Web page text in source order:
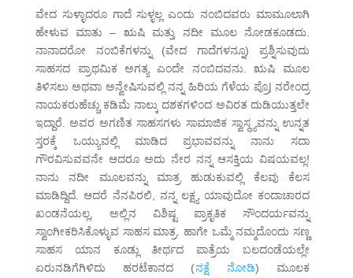
ವೇದ ಸುಳ್ಳಾದರೂ ಗಾದೆ ಸುಳ್ಳಲ್ಲ ಎಂದು ನಂಬಿದವರು ಮಾಮೂಲಾಗಿ
ಹೇಳುವ ಮಾತು – ಋಷಿ ಮತ್ತು ನದೀ ಮೂಲ ನೋಡಕೂಡದು.
ನಾನಾದರೋ ನಂಬಿಕೆಗಳನ್ನು (ವೇದ ಗಾದೆಗಳನ್ನೂ) ಪ್ರಶ್ನಿಸುವುದು
ಸಾಹಸದ ಪ್ರಾಥಮಿಕ ಅಗತ್ಯ ಎಂದೇ ನಂಬಿದವನು. ಋಷಿ ಮೂಲ
ತಿಳಿಸಲು ಅಥವಾ ಅನ್ವೇಷಿಸುವಲ್ಲಿ ನನ್ನ ಹಿರಿಯ ಗೆಳೆಯ ಪ್ರೊ| ನರೇಂದ್ರ
ನಾಯಕರುಹೆಚ್ಚು ಕಡಿಮೆ ನಾಲ್ಕು ದಶಕಗಳಿಂದ ಅವಿರತ ದುಡಿಯುತ್ತಲೇ
ಇದ್ದಾರೆ. ಅವರ ಅಗಣಿತ ಸಾಹಸಗಳು ಸಾಮಾಜಿಕ ಸ್ವಾಸ್ಥ್ಯವನ್ನು ಉನ್ನತ
ಸ್ತರಕ್ಕೆ ಒಯ್ಯುವಲ್ಲಿ ಮಾಡಿದ ಪ್ರಭಾವವನ್ನು ನಾನು ಸದಾ
ಗೌರವಿಸುವವನೇ ಆದರೂ ಅದು ನೇರ ನನ್ನ ಆಸಕ್ತಿಯ ವಿಷಯವಲ್ಲ!
ನಾನು ನದೀ ಮೂಲವನ್ನು ಮಾತ್ರ ಹುಡುಕುವಲ್ಲಿ ಕೆಲವು ಕೆಲಸ
ಮಾಡಿದ್ದಿದೆ. ಆದರೆ ನೆನಪಿರಲಿ, ನನ್ನ ಲಕ್ಷ್ಯ ಯಾವುದೋ ಕಂದಾಚಾರದ
ಖಂಡನೆಯಲ್ಲ, ಅಲ್ಲಿನ ವಿಶಿಷ್ಟ ಪ್ರಾಕೃತಿಕ ಸೌಂದರ್ಯವನ್ನು
ಸ್ವಾಂಗೀಕರಿಸಿಕೊಳ್ಳುವ ಸಾಹಸ ಮಾತ್ರ. ಹಾಗೇ ಒಮ್ಮೆ ನಮ್ಮದೊಂದು ಸಣ್ಣ
ಸಾಹಸ ಯಾನ ಕೂಡ್ಲು ತೀರ್ಥದ ಪಾತ್ರೆಯ ಬಲದಂಡೆಯಲ್ಲೇ
ಏರುನಡಿಗೆಗಿಳಿದು ಹರಟೆಕಾನದ (ನಕ್ಷೆ ನೋಡಿ) ಮೂಲಕ